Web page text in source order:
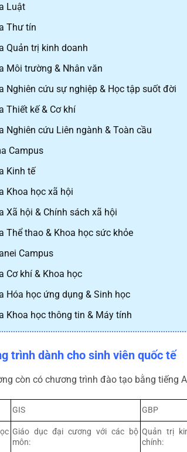
Luật
Thư tín
Quản trị kinh doanh
Môi trường & Nhân văn
Nghiên cứu sự nghiệp & Học tập suốt đời
Thiết kế & Cơ khí
Nghiên cứu Liên ngành & Toàn cầu
Campus
Kinh tế
Khoa học xã hội
Xã hội & Chính sách xã hội
Thể thao & Khoa học sức khỏe
Campus
Cơ khí & Khoa học
Hóa học ứng dụng & Sinh học
Khoa học thông tin & Máy tính
trình dành cho sinh viên quốc tế
còn có chương trình đào tạo bằng tiếng
GIS GBP
Giáo dục đại cương với các bộ
môn:
Quản trị
chính: